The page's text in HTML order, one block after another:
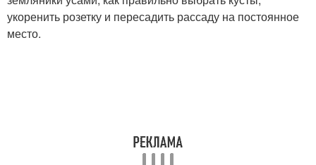
укоренить розетку и пересадить рассаду на постоянное
место.